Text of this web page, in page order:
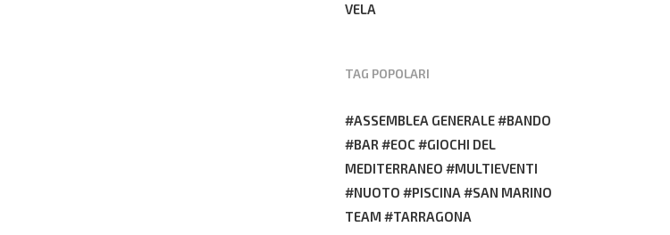
VELA
TAG POPOLARI
ASSEMBLEA GENERALE
BANDO
BAR
EOC
GIOCHI DEL
MEDITERRANEO
MULTIEVENTI
NUOTO
PISCINA
SAN MARINO
TEAM
TARRAGONA